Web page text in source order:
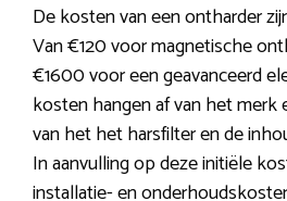
De kosten van een ontharder
Van €120 voor magnetische
€1600 voor een geavanceerd
kosten hangen af van het merk
van het het harsfilter en de
In aanvulling op deze initiële
installatie- en